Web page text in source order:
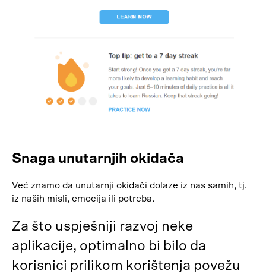
Snaga unutarnjih okidača
Već znamo da unutarnji okidači dolaze iz nas samih, tj.
iz naših misli, emocija ili potreba.
Za što uspješniji razvoj neke
aplikacije, optimalno bi bilo da
korisnici prilikom korištenja povežu